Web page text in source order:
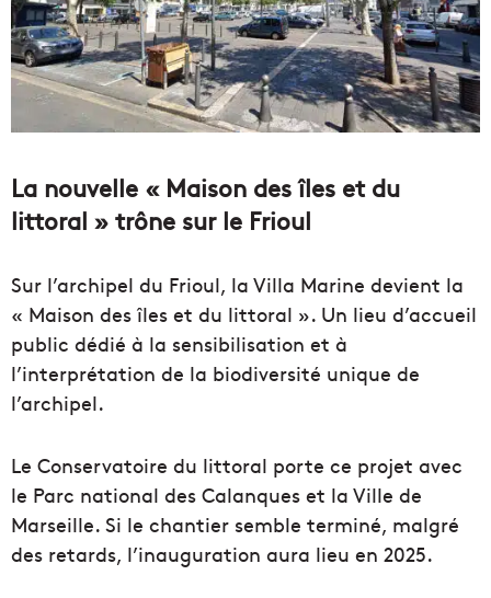
La nouvelle « Maison des îles et du
littoral » trône sur le Frioul
Sur l’archipel du Frioul, la Villa Marine devient la
« Maison des îles et du littoral ». Un lieu d’accueil
public dédié à la sensibilisation et à
l’interprétation de la biodiversité unique de
l’archipel.
Le Conservatoire du littoral porte ce projet avec
le Parc national des Calanques et la Ville de
Marseille. Si le chantier semble terminé, malgré
des retards, l’inauguration aura lieu en 2025.